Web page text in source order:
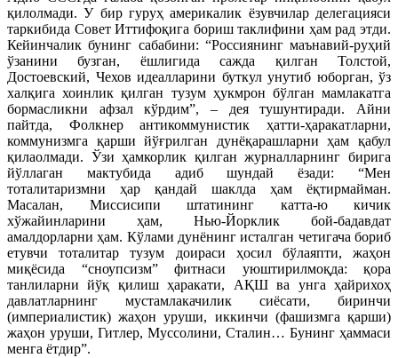
қилолмади. У бир гуруҳ америкалик ёзувчилар делегацияси
таркибида Совет Иттифоқига бориш таклифини ҳам рад этди.
Кейинчалик бунинг сабабини: “Россиянинг маънавий-руҳий
ўзанини бузган, ёшлигида сажда қилган Толстой,
Достоевский, Чехов идеалларини буткул унутиб юборган, ўз
халқига хоинлик қилган тузум ҳукмрон бўлган мамлакатга
бормасликни афзал кўрдим”, – дея тушунтиради. Айни
пайтда, Фолкнер антикоммунистик ҳатти-ҳаракатларни,
коммунизмга қарши йўғрилган дунёқарашларни ҳам қабул
қилаолмади. Ўзи ҳамкорлик қилган журналларнинг бирига
йўллаган мактубида адиб шундай ёзади: “Мен
тоталитаризмни ҳар қандай шаклда ҳам ёқтирмайман.
Масалан, Миссисипи штатининг катта-ю кичик
хўжайинларини ҳам, Нью-Йорклик бой-бадавдат
амалдорларни ҳам. Кўлами дунёнинг исталган четигача бориб
етувчи тоталитар тузум доираси ҳосил бўлаяпти, жаҳон
миқёсида “сноупсизм” фитнаси уюштирилмоқда: қора
танлиларни йўқ қилиш ҳаракати, АҚШ ва унга ҳайрихоҳ
давлатларнинг мустамлакачилик сиёсати, биринчи
(империалистик) жаҳон уруши, иккинчи (фашизмга қарши)
жаҳон уруши, Гитлер, Муссолини, Сталин… Бунинг ҳаммаси
менга ётдир”.